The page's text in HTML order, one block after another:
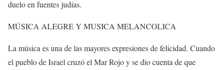
duelo en fuentes judías.
MÚSICA ALEGRE Y MUSICA MELANCOLICA
La música es una de las mayores expresiones de felicidad. Cuando
el pueblo de Israel cruzó el Mar Rojo y se dio cuenta de que